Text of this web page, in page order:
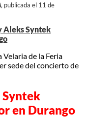
publicada el 11 de
Aleks Syntek
Velaria de la Feria
sede del concierto de
en Durango